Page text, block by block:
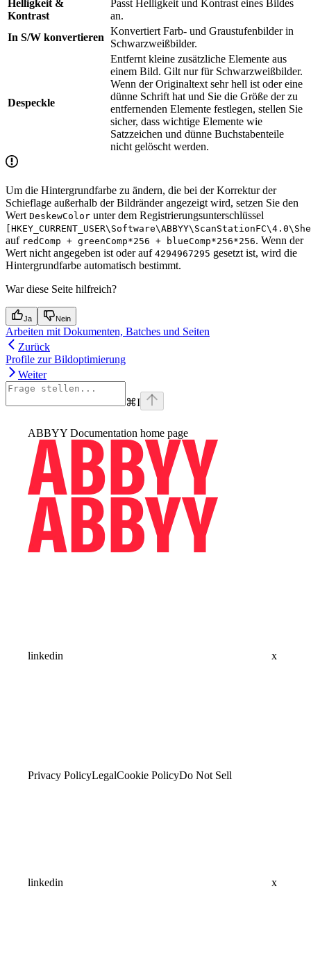
Helligkeit &
Kontrast
Passt Helligkeit und Kontrast eines Bildes
an.
In S/W konvertieren
Konvertiert Farb- und Graustufenbilder in
Schwarzweißbilder.
Despeckle
Entfernt kleine zusätzliche Elemente aus
einem Bild. Gilt nur für Schwarzweißbilder.
Wenn der Originaltext sehr hell ist oder eine
dünne Schrift hat und Sie die Größe der zu
entfernenden Elemente festlegen, stellen Sie
sicher, dass wichtige Elemente wie
Satzzeichen und dünne Buchstabenteile
nicht gelöscht werden.
Um die Hintergrundfarbe zu ändern, die bei der Korrektur der
Schieflage außerhalb der Bildränder angezeigt wird, setzen Sie den
Wert DeskewColor unter dem Registrierungsunterschlüssel
auf redComp + greenComp*256 + blueComp*256*256. Wenn der
Wert nicht angegeben ist oder auf 4294967295 gesetzt ist, wird die
Hintergrundfarbe automatisch bestimmt.
War diese Seite hilfreich?
Ja Nein
Arbeiten mit Dokumenten, Batches und Seiten
Zurück
Profile zur Bildoptimierung
Weiter
⌘I
ABBYY Documentation home page
linkedin x
Privacy PolicyLegalCookie PolicyDo Not Sell
linkedin x